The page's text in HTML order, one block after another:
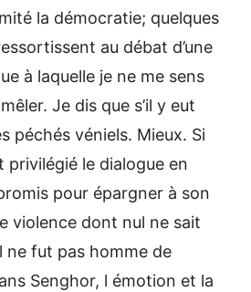
la démocratie; quelques
au débat d’une
à laquelle je ne me sens
Je dis que s’il y eut
péchés véniels. Mieux. Si
privilégié le dialogue en
pour épargner à son
violence dont nul ne sait
ne fut pas homme de
Senghor, l émotion et la